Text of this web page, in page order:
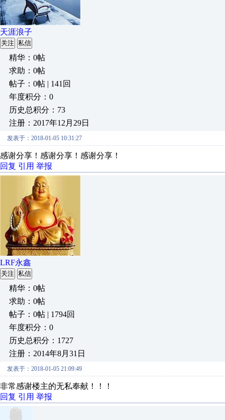
天涯浪子
关注 私信
精华：0帖
求助：0帖
帖子：0帖 | 141回
年度积分：0
历史总积分：73
注册：2017年12月29日
发表于：2018-01-05 10:31:27
感谢分享！感谢分享！感谢分享！
回复 引用 举报
LRF永鑫
关注 私信
精华：0帖
求助：0帖
帖子：0帖 | 1794回
年度积分：0
历史总积分：1727
注册：2014年8月31日
发表于：2018-01-05 21:09:49
非常感谢楼主的无私奉献！！！
回复 引用 举报